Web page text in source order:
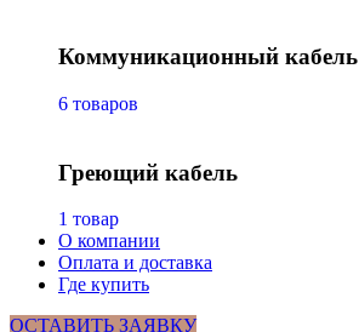
Коммуникационный кабель
6 товаров
Греющий кабель
1 товар
О компании
Оплата и доставка
Где купить
ОСТАВИТЬ ЗАЯВКУ